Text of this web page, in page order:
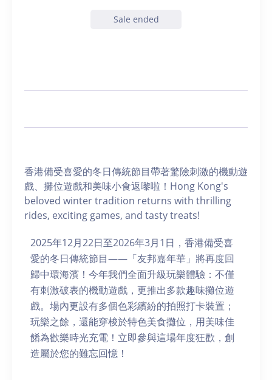
Sale ended
香港備受喜愛的冬日傳統節目帶著驚險刺激的機動遊
戲、攤位遊戲和美味小食返嚟啦！Hong Kong's
beloved winter tradition returns with thrilling
rides, exciting games, and tasty treats!
2025年12月22日至2026年3月1日，香港備受喜
愛的冬日傳統節目——「友邦嘉年華」將再度回
歸中環海濱！今年我們全面升級玩樂體驗：不僅
有刺激破表的機動遊戲，更推出多款趣味攤位遊
戲。場內更設有多個色彩繽紛的拍照打卡裝置；
玩樂之餘，還能穿梭於特色美食攤位，用美味佳
餚為歡樂時光充電！立即參與這場年度狂歡，創
造屬於您的難忘回憶！